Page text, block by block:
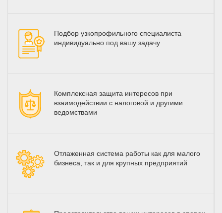
Подбор узкопрофильного специалиста
индивидуально под вашу задачу
Комплексная защита интересов при
взаимодействии с налоговой и другими
ведомствами
Отлаженная система работы как для малого
бизнеса, так и для крупных предприятий